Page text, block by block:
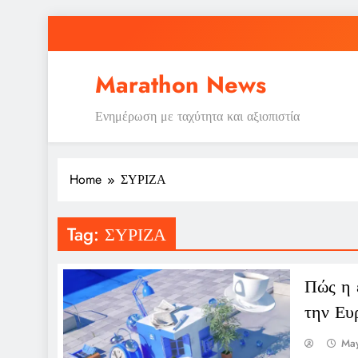
Marathon News
Ενημέρωση με ταχύτητα και αξιοπιστία
Home ΣΥΡΙΖΑ
Tag: ΣΥΡΙΖΑ
Πώς η
την